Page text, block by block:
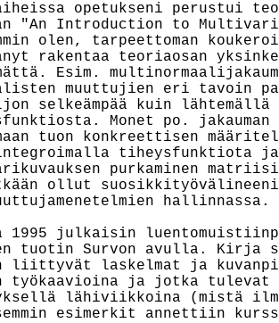
opetukseni perustui
"An Introduction to
olen, tarpeettoman
rakentaa teoriaosan
Esim.
muuttujien eri tavoin
selkeämpää kuin
Monet po.
tuon konkreettisen
tiheysfunktiota ja
purkaminen
ollut
hallinnassa.
1995 julkaisin
tuotin Survon avulla. Kirja
liittyvät laskelmat ja
työkaavioina ja jotka tulevat
lähiviikkoina (mistä
esimerkit annettiin